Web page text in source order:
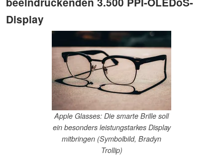
Display
Apple Glasses: Die smarte Brille soll
ein besonders leistungstarkes Display
mitbringen (Symbolbild, Bradyn
Trollip)